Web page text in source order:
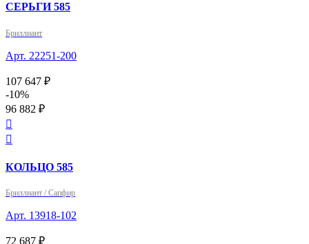
СЕРЬГИ 585
Бриллиант
Арт. 22251-200
107 647 ₽
-10%
96 882 ₽


КОЛЬЦО 585
Бриллиант / Сапфир
Арт. 13918-102
72 687 ₽